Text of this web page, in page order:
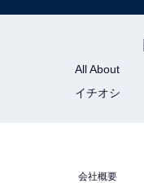
All About
イチオシ
会社概要